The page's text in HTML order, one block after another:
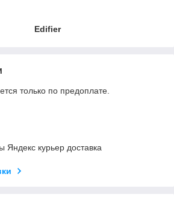
Edifier
только по предоплате.
Яндекс курьер доставка